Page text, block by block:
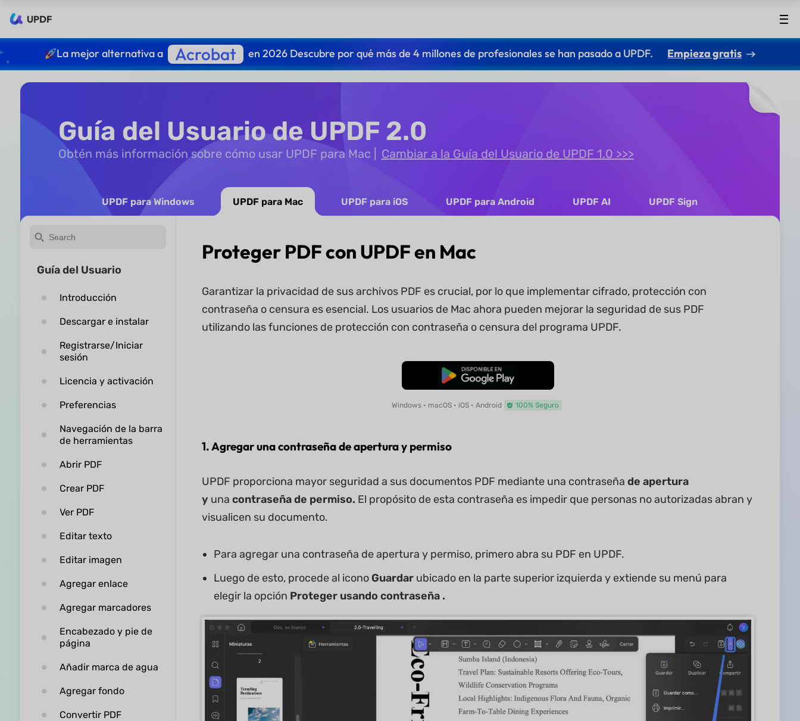
UPDF
La mejor alternativa a Acrobat en 2026 Descubre por qué más de 4 millones de profesionales se han pasado a UPDF. Empieza gratis
Guía del Usuario de UPDF 2.0
Obtén más información sobre cómo usar UPDF para Mac Cambiar a la Guía del Usuario de UPDF 1.0 >>>
UPDF para Windows UPDF para Mac UPDF para iOS UPDF para Android UPDF AI UPDF Sign
Guía del Usuario
Introducción
Descargar e instalar
Registrarse/Iniciar
sesión
Licencia y activación
Preferencias
Navegación de la barra
de herramientas
Abrir PDF
Crear PDF
Ver PDF
Editar texto
Editar imagen
Agregar enlace
Agregar marcadores
Encabezado y pie de
página
Añadir marca de agua
Agregar fondo
Convertir PDF
Proteger PDF con UPDF en Mac
Garantizar la privacidad de sus archivos PDF es crucial, por lo que implementar cifrado, protección con
contraseña o censura es esencial. Los usuarios de Mac ahora pueden mejorar la seguridad de sus PDF
utilizando las funciones de protección con contraseña o censura del programa UPDF.
Descarga Gratuita
Windows • macOS • iOS • Android 100% Seguro
1. Agregar una contraseña de apertura y permiso
UPDF proporciona mayor seguridad a sus documentos PDF mediante una contraseña de apertura
y una contraseña de permiso. El propósito de esta contraseña es impedir que personas no autorizadas abran y
visualicen su documento.
Para agregar una contraseña de apertura y permiso, primero abra su PDF en UPDF.
Luego de esto, procede al icono Guardarubicado en la parte superior izquierda y extiende su menú para
elegir la opción Proteger usando contraseña .